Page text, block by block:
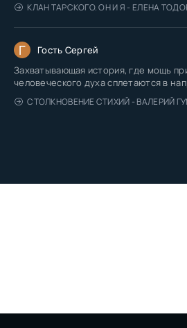
КЛАН ТАРСКОГО. ОН И Я - ЕЛЕНА
Г Гость Сергей
Захватывающая история, где мощь
человеческого духа сплетаются в
СТОЛКНОВЕНИЕ СТИХИЙ - ВАЛЕРИЙ